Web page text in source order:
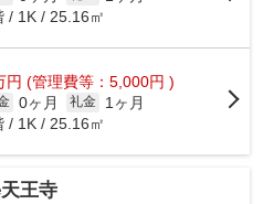
/ 1K / 25.16㎡
円 (管理費等：5,000円 )
0ヶ月 礼金
1ヶ月
/ 1K / 25.16㎡
王寺